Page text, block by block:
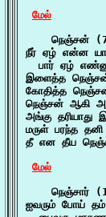
மேல்
நெஞ்சன்
நீர் ஏழ் என்ன
பார் ஏழ்
இளைத்த நெஞ்சன்
கோதித்த நெஞ்சன்
நெஞ்சன் ஆகி அ
அங்கு
மருள் பரந்த
தீ என தீய
மேல்
நெஞ்சார்
ஐவரும் போய் தம்